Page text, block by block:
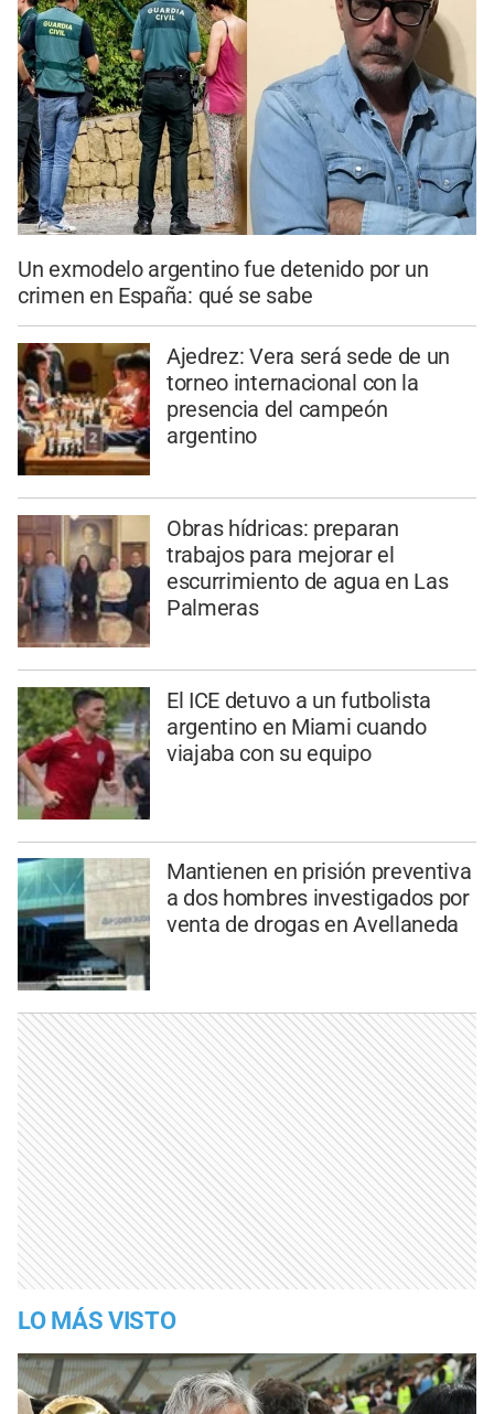
Un exmodelo argentino fue detenido por un
crimen en España: qué se sabe
Ajedrez: Vera será sede de un
torneo internacional con la
presencia del campeón
argentino
Obras hídricas: preparan
trabajos para mejorar el
escurrimiento de agua en Las
Palmeras
El ICE detuvo a un futbolista
argentino en Miami cuando
viajaba con su equipo
Mantienen en prisión preventiva
a dos hombres investigados por
venta de drogas en Avellaneda
LO MÁS VISTO